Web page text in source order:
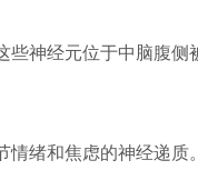
些神经元位于中脑腹
情绪和焦虑的神经递